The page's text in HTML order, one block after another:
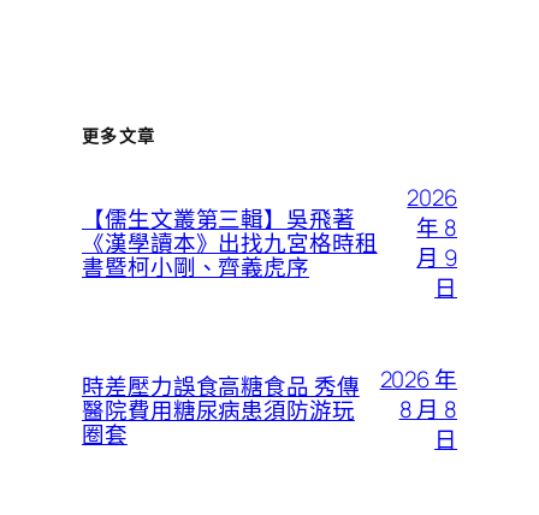
更多文章
【儒生文叢第三輯】吳飛著
《漢學讀本》出找九宮格時租
書暨柯小剛、齊義虎序
2026
年 8
月 9
日
時差壓力誤食高糖食品 秀傳
醫院費用糖尿病患須防游玩
圈套
2026 年
8 月 8
日